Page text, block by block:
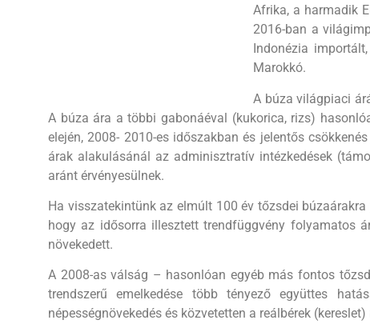
Afrika, a harmadik
2016-ban a
Indonézia
Marokkó.
A búza világpiaci
A búza ára a többi ga­bonáéval (kukorica, rizs)
elején, 2008- 2010-es időszakban és jelentős
árak alakulásánál az adminisztratív intézkedések
aránt érvényesülnek.
Ha visszatekintünk az elmúlt 100 év tőzsdei búzaárakra
hogy az idősorra illesztett trendfüggvény folyamatos
növekedett.
A 2008-as válság – hasonlóan egyéb más fontos
trendszerű emelkedése több té­nyező együttes
népességnövekedés és közvetetten a reálbérek (kereslet)